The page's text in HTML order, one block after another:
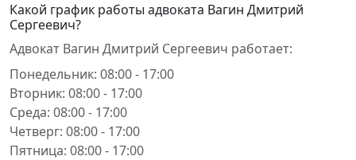
Какой график работы адвоката Вагин Дмитрий
Сергеевич?
Адвокат Вагин Дмитрий Сергеевич работает:
Понедельник: 08:00 - 17:00
Вторник: 08:00 - 17:00
Среда: 08:00 - 17:00
Четверг: 08:00 - 17:00
Пятница: 08:00 - 17:00